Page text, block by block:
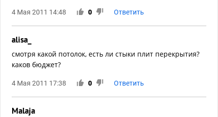
4 Мая 2011 14:48 0 Ответить
alisa_
смотря какой потолок, есть ли стыки плит перекрытия?
каков бюджет?
4 Мая 2011 17:38 0 Ответить
Malaja